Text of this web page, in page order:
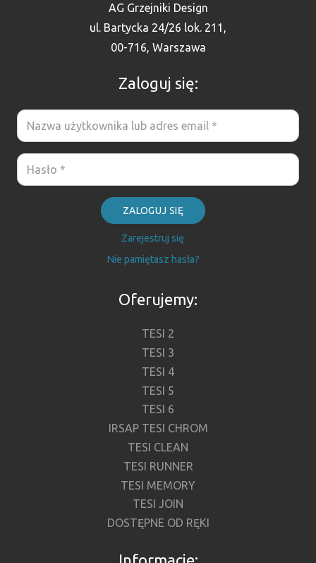
AG Grzejniki Design
ul. Bartycka 24/26 lok. 211,
00-716, Warszawa
Zaloguj się:
ZALOGUJ SIĘ
Zarejestruj się
Nie pamiętasz hasła?
Oferujemy:
TESI 2
TESI 3
TESI 4
TESI 5
TESI 6
IRSAP TESI CHROM
TESI CLEAN
TESI RUNNER
TESI MEMORY
TESI JOIN
DOSTĘPNE OD RĘKI